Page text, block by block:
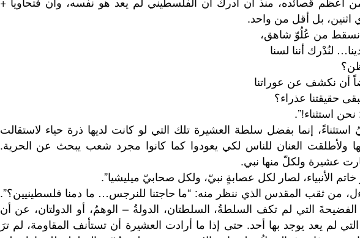
اثنين، بل أقل من واحد.
نسقط من عُلُوّ شاهق،
لنُدْرك أننا لسنا
أن نكشف عن عوراتنا
حقيقتنا عذراء؟
استثناء!”.
استثناءً، إنما بفضل سلطة العشيرة تلك التي لو كانت لديها ذرة حياء لاستقالت
ولأطلقت العنان للناس لكي يعودوا كما كانوا مجرد شعب يبحث عن الحرية.
عشيرة ولكلّ منها نبي.
الأنبياء، لصار لكل عصابةٍ نبيّ، ولكل صحابيّ ميليشيا”.
من ثقب المقدس الذي ننظر منه: “ما حاجتنا للنرجس… ما دمنا فلسطينيين؟”.
الفضيحةَ التي لم تكف السلطةُ، السلطتان، الدولةُ – الوهمُ، أو الدولتان، عن أن
لم يعد يوجد بها أحد. حتى إذا ما أرادت العشيرة أن تستأنف المقاومة، لم ترَ